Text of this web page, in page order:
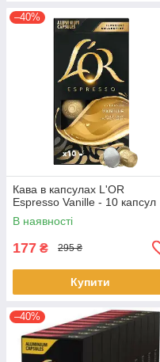
–40%
Кава в капсулах L'OR
Espresso Vanille - 10 капсул
В наявності
177 ₴ 295 ₴
Купити
–40%